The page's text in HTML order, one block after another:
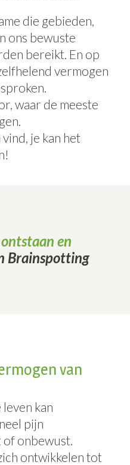
die gebieden,
ons bewuste
bereikt. En op
vermogen
waar de meeste
je kan het
ontstaan en
Brainspotting
van
kan
pijn
onbewust.
ontwikkelen tot